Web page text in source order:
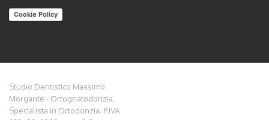
Cookie Policy
Studio Dentistico Massimo
Morgante - Ortognatodonzia,
Specialista in Ortodonzia. P.IVA